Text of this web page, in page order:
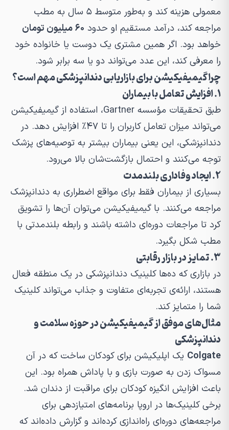
معمولی هزینه کند و به‌طور متوسط ۵ سال به مطب
مراجعه کند، درآمد مستقیم او حدود ۶۰ میلیون تومان
خواهد بود. اگر همین مشتری یک دوست یا خانواده خود
را معرفی کند، این عدد می‌تواند دو یا سه برابر شود.
چرا گیمیفیکیشن برای بازاریابی دندانپزشکی مهم است؟
۱. افزایش تعامل با بیماران
طبق تحقیقات مؤسسه Gartner، استفاده از گیمیفیکیشن
می‌تواند میزان تعامل کاربران را تا ۴۷٪ افزایش دهد. در
دندانپزشکی، این یعنی بیماران بیشتر به توصیه‌های پزشک
توجه می‌کنند و احتمال بازگشت‌شان بالا می‌رود.
۲. ایجاد وفاداری بلندمدت
بسیاری از بیماران فقط برای مواقع اضطراری به دندانپزشک
مراجعه می‌کنند. با گیمیفیکیشن می‌توان آن‌ها را تشویق
کرد تا مراجعات دوره‌ای داشته باشند و رابطه بلندمدتی با
مطب شکل بگیرد.
۳. تمایز در بازار رقابتی
در بازاری که ده‌ها کلینیک دندانپزشکی در یک منطقه فعال
هستند، ارائه‌ی تجربه‌ای متفاوت و جذاب می‌تواند کلینیک
شما را متمایز کند.
مثال‌های موفق از گیمیفیکیشن در حوزه سلامت و
دندانپزشکی
Colgate یک اپلیکیشن برای کودکان ساخت که در آن
مسواک زدن به صورت بازی و با پاداش همراه بود. این
باعث افزایش انگیزه کودکان برای مراقبت از دندان شد.
برخی کلینیک‌ها در اروپا برنامه‌های امتیازدهی برای
مراجعه‌های دوره‌ای راه‌اندازی کرده‌اند و گزارش داده‌اند که